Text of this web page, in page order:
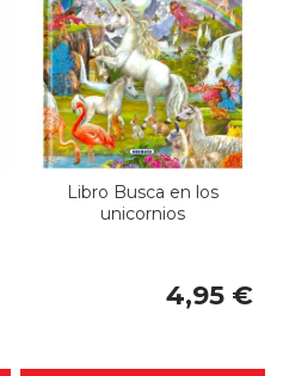
Libro Busca en los
unicornios
4,95 €